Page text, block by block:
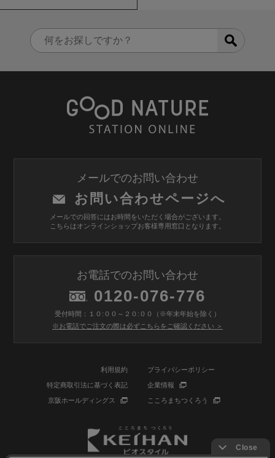
メールでのお問い合わせ
お問い合わせページへ
メールでの回答にはお時間をいただく場合がございます。
こちらはオンラインショップお客様専用窓口となります。
お電話でのお問い合わせ
0120-076-776
受付時間：１０:００～２０:００（※年末年始を除く）
※お電話でご注文の際は必ずこちらをご確認ください ＞
利用規約 プライバシーポリシー
特定商取引法に基づく表記 企業情報
京阪ホールディングス こころまちつくろう